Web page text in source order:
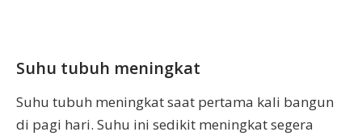
Suhu tubuh meningkat
Suhu tubuh meningkat saat pertama kali bangun
di pagi hari. Suhu ini sedikit meningkat segera